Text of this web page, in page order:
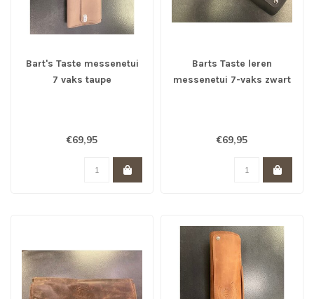
Bart's Taste messenetui
7 vaks taupe
€69,95
Barts Taste leren
messenetui 7-vaks zwart
€69,95